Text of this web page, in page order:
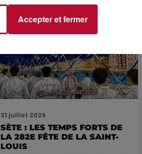
31 juillet 2026
SÈTE : LES TEMPS FORTS DE
LA 282E FÊTE DE LA SAINT-
LOUIS
Accepter et fermer